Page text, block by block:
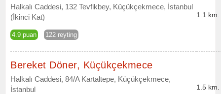
Halkalı Caddesi, 132 Tevfikbey, Küçükçekmece, İstanbul
(İkinci Kat)
4.9 puan 122 reyting
1.1 km.
Bereket Döner, Küçükçekmece
Halkalı Caddesi, 84/A Kartaltepe, Küçükçekmece,
İstanbul
1.5 km.